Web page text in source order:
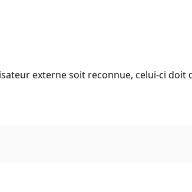
externe soit reconnue, celui-ci